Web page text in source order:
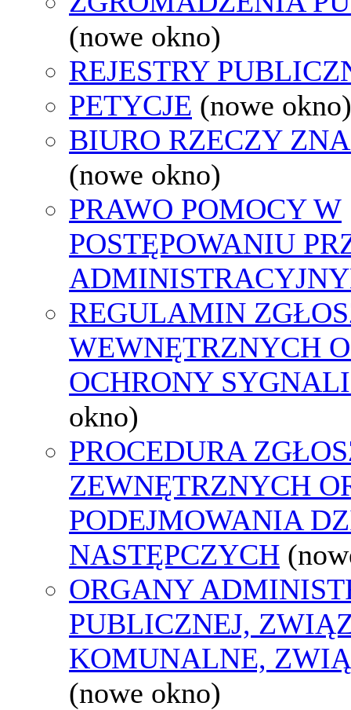
(nowe okno)
REJESTRY
PETYCJE (nowe okno)
BIURO RZECZY
(nowe okno)
PRAWO POMOCY W
POSTĘPOWANIU
REGULAMIN
WEWNĘTRZNYCH
OCHRONY
okno)
PROCEDURA
ZEWNĘTRZNYCH
PODEJMOWANIA
NASTĘPCZYCH
ORGANY
PUBLICZNEJ,
KOMUNALNE,
(nowe okno)